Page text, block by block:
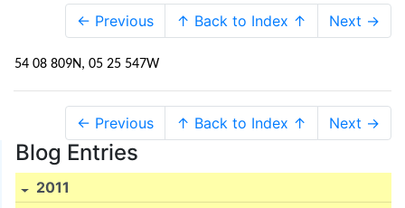
← Previous ↑ Back to Index ↑ Next →
54 08 809N, 05 25 547W
← Previous ↑ Back to Index ↑ Next →
Blog Entries
2011